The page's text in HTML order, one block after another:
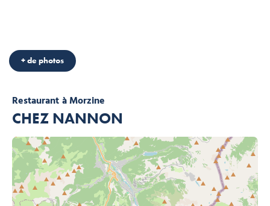
Restaurantà Morzine
CHEZ NANNON
+ de photos